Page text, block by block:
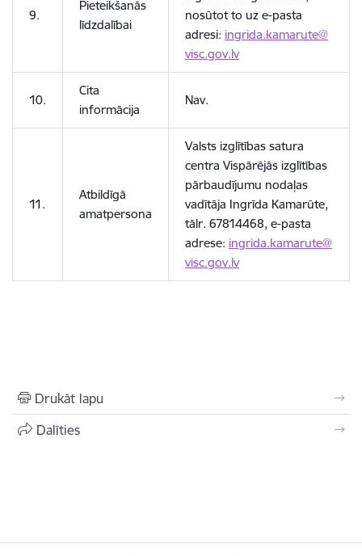
9.
Pieteikšanās
līdzdalībai
nosūtot to uz e-pasta
adresi: ingrida.kamarute@
visc.gov.lv
10.
Cita
informācija
Nav.
11.
Atbildīgā
amatpersona
Valsts izglītības satura
centra Vispārējās izglītības
pārbaudījumu nodaļas
vadītāja Ingrīda Kamarūte,
tālr. 67814468, e-pasta
adrese: ingrida.kamarute@
visc.gov.lv
Drukāt lapu
Dalīties